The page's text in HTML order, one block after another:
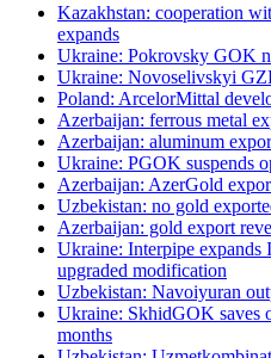
Kazakhstan: cooperation
expands
Ukraine: Pokrovsky GOK
Ukraine: Novoselivskyi
Poland: ArcelorMittal
Azerbaijan: ferrous metal
Azerbaijan: aluminum
Ukraine: PGOK suspends
Azerbaijan: AzerGold
Uzbekistan: no gold
Azerbaijan: gold export
Ukraine: Interpipe
upgraded modification
Uzbekistan: Navoiyuran
Ukraine: SkhidGOK
months